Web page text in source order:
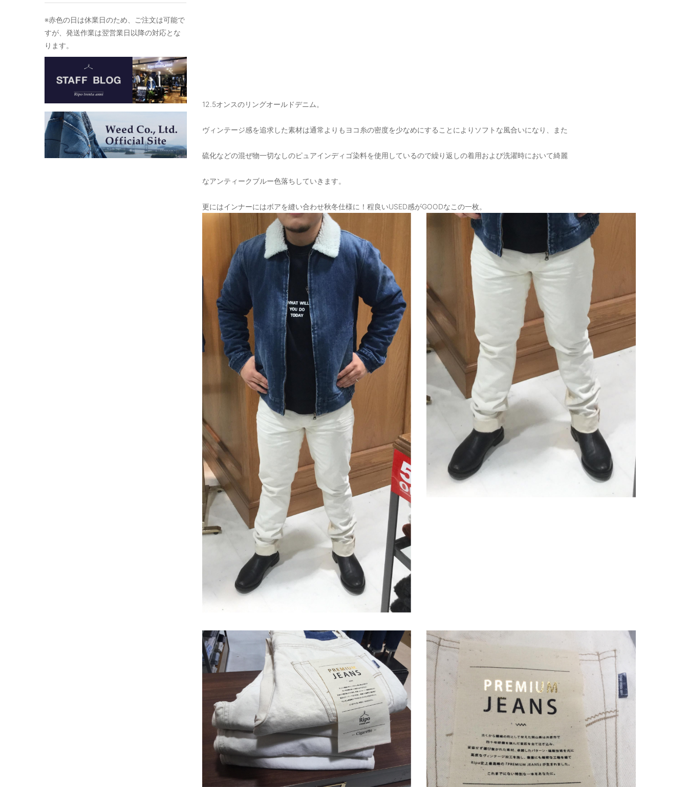
※赤色の日は休業日のため、ご注文は可能で
すが、発送作業は翌営業日以降の対応とな
ります。
12.5オンスのリングオールドデニム。
ヴィンテージ感を追求した素材は通常よりもヨコ糸の密度を少なめにすることによりソフトな風合いになり、また
硫化などの混ぜ物一切なしのピュアインディゴ染料を使用しているので繰り返しの着用および洗濯時において綺麗
なアンティークブルー色落ちしていきます。
更にはインナーにはボアを縫い合わせ秋冬仕様に！程良いUSED感がGOODなこの一枚。